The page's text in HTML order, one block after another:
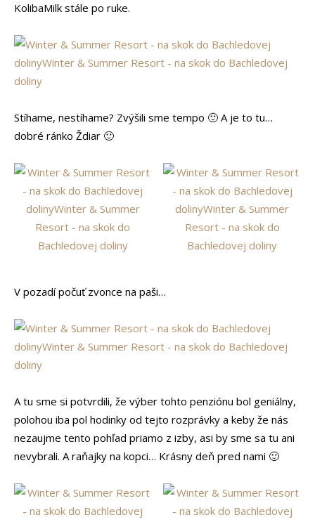
KolibaMilk stále po ruke.
Stíhame, nestíhame? Zvýšili sme tempo 🙂 A je to tu…
dobré ránko Ždiar 🙂
V pozadí počuť zvonce na paši…
A tu sme si potvrdili, že výber tohto penziónu bol geniálny,
polohou iba pol hodinky od tejto rozprávky a keby že nás
nezaujme tento pohľad priamo z izby, asi by sme sa tu ani
nevybrali. A raňajky na kopci… Krásny deň pred nami 🙂